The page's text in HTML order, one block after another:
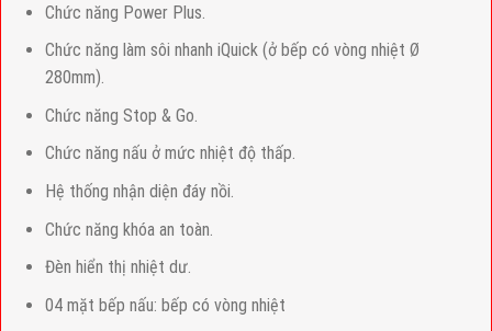
Chức năng Power Plus.
Chức năng làm sôi nhanh iQuick (ở bếp có vòng nhiệt Ø
280mm).
Chức năng Stop & Go.
Chức năng nấu ở mức nhiệt độ thấp.
Hệ thống nhận diện đáy nồi.
Chức năng khóa an toàn.
Đèn hiển thị nhiệt dư.
04 mặt bếp nấu: bếp có vòng nhiệt